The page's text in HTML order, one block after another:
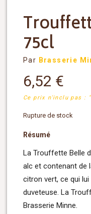
75cl
Par Brasserie
6,52 €
Ce prix n'inclu pas :
Rupture de stock
Résumé
La Trouffette Belle
alc et contenant de
citron vert, ce qui
duveteuse. La
Brasserie Minne.